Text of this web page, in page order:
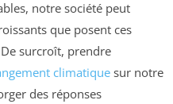
notre société peut
que posent ces
surcroît, prendre
climatique sur notre
des réponses